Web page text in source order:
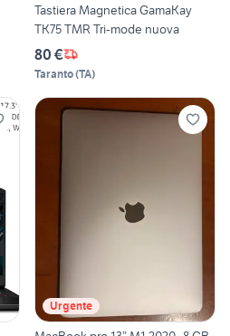
Tastiera Magnetica GamaKay
TK75 TMR Tri-mode nuova
80 €
Taranto(TA)
Urgente